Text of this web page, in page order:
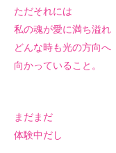
ただそれには
私の魂が愛に満ち溢れ
どんな時も光の方向へ
向かっていること。
まだまだ
体験中だし